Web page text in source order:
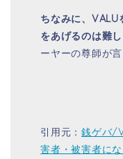
ちなみに、VALU
をあげるのは難
ーヤーの尊師が
引用元：銭ゲバ/
害者・被害者に